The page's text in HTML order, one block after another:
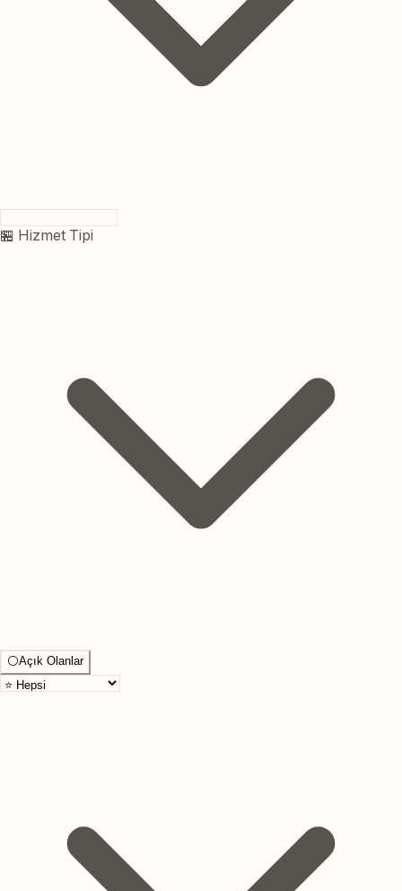
🏪 Hizmet Tipi
⚪Açık Olanlar